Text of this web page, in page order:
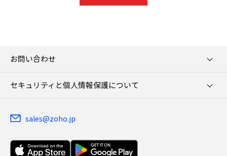
お問い合わせ
セキュリティと個人情報保護について
sales@zoho.jp